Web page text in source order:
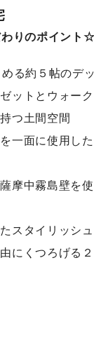
き出すデザイン
の空間コーデ
素材の家
応力度計算 全
ウンの追求
壁
りのポイント☆
る約５帖のデ
ットとウォー
つ土間空間
一面に使用し
摩中霧島壁を
スタイリッシ
にくつろげる